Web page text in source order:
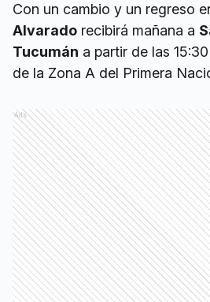
Con un cambio y un regreso
Alvarado recibirá mañana a
Tucumán a partir de las
de la Zona A del Primera
Ads